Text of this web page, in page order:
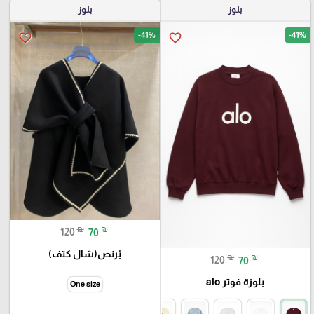
بلوز
favorite_border -41%
120 ₪ 70 ₪
بلوزة فوتر alo
بلوز
favorite_border -41%
120 ₪ 70 ₪
بُرنص(شال كتف)
One size